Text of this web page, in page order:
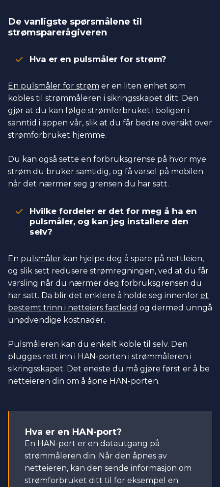
De vanligste spørsmålene til
strømsparerågiveren
Hva er en pulsmåler for strøm?
En pulsmåler for strøm er en liten enhet som
kobles til strømmåleren i sikringsskapet ditt. Den
gjør at du kan følge strømforbruket i boligen i
sanntid i appen vår, slik at du får bedre oversikt over
strømforbruket hjemme.
Du kan også sette en forbruksgrense på hvor mye
strøm du bruker samtidig, og få varsel på mobilen
når det nærmer seg grensen du har satt.
Hvilke fordeler er det for meg å ha en
pulsmåler, og kan jeg installere den
selv?
En pulsmåler kan hjelpe deg å spare på nettleien,
og slik sett redusere strømregningen, ved at du får
varsling når du nærmer deg forbruksgrensen du
har satt. Da blir det enklere å holde seg innenfor et
bestemt trinn i netteiers fastledd og dermed unngå
unødvendige kostnader.
Pulsmåleren kan du enkelt koble til selv. Den
plugges rett inn i HAN-porten i strømmåleren i
sikringsskapet. Det eneste du må gjøre først er å be
netteieren din om å åpne HAN-porten.
Hva er en HAN-port?
En HAN-port er en datautgang på
strømmåleren din. Når den åpnes av
netteieren, kan den sende informasjon om
strømforbruket ditt til for eksempel en